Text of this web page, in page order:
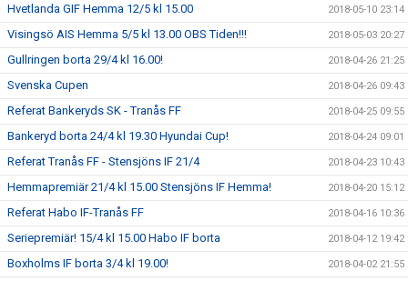
Hvetlanda GIF Hemma 12/5 kl 15.00 2018-05-10 23:14
Visingsö AIS Hemma 5/5 kl 13.00 OBS Tiden!!! 2018-05-03 20:27
Gullringen borta 29/4 kl 16.00! 2018-04-26 21:25
Svenska Cupen 2018-04-26 09:43
Referat Bankeryds SK - Tranås FF 2018-04-25 09:55
Bankeryd borta 24/4 kl 19.30 Hyundai Cup! 2018-04-24 09:01
Referat Tranås FF - Stensjöns IF 21/4 2018-04-23 10:43
Hemmapremiär 21/4 kl 15.00 Stensjöns IF Hemma! 2018-04-20 15:12
Referat Habo IF-Tranås FF 2018-04-16 10:36
Seriepremiär! 15/4 kl 15.00 Habo IF borta 2018-04-12 19:42
Boxholms IF borta 3/4 kl 19.00! 2018-04-02 21:55